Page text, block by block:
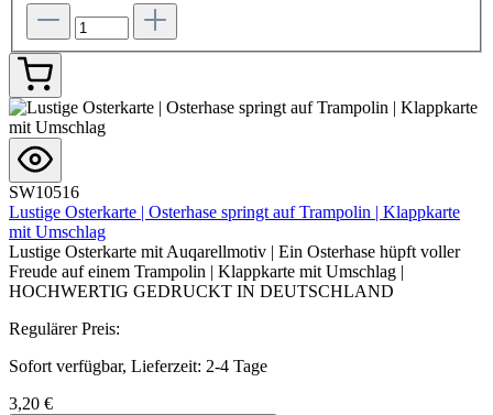
SW10516
Lustige Osterkarte | Osterhase springt auf Trampolin | Klappkarte
mit Umschlag
Lustige Osterkarte mit Auqarellmotiv | Ein Osterhase hüpft voller
Freude auf einem Trampolin | Klappkarte mit Umschlag |
HOCHWERTIG GEDRUCKT IN DEUTSCHLAND
Regulärer Preis:
Sofort verfügbar, Lieferzeit: 2-4 Tage
3,20 €